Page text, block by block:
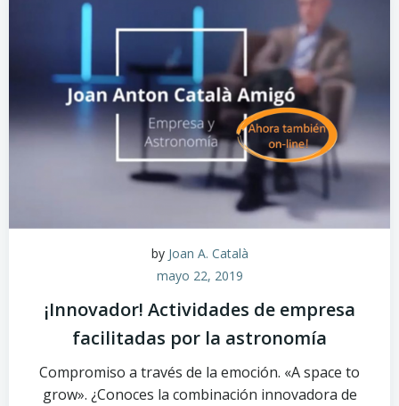
by Joan A. Català
mayo 22, 2019
¡Innovador! Actividades de empresa
facilitadas por la astronomía
Compromiso a través de la emoción. «A space to
grow». ¿Conoces la combinación innovadora de